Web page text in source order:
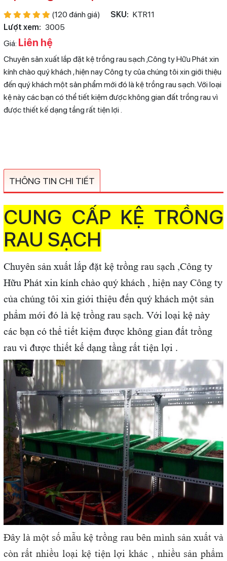
(120 đánh giá) SKU: KTR11
Lượt xem: 3005
Giá: Liên hệ
Chuyên sản xuất lắp đặt kệ trồng rau sạch ,Công ty Hữu Phát xin
kính chào quý khách , hiện nay Công ty của chúng tôi xin giới thiệu
đến quý khách một sản phẩm mới đó là kệ trồng rau sạch. Với loại
kệ này các bạn có thể tiết kiệm được không gian đất trồng rau vì
được thiết kế dạng tầng rất tiện lợi .
THÔNG TIN CHI TIẾT
CUNG CẤP KỆ TRỒNG
RAU SẠCH
Chuyên sản xuất lắp đặt kệ trồng rau sạch ,Công ty
Hữu Phát xin kính chào quý khách , hiện nay Công ty
của chúng tôi xin giới thiệu đến quý khách một sản
phẩm mới đó là kệ trồng rau sạch. Với loại kệ này
các bạn có thể tiết kiệm được không gian đất trồng
rau vì được thiết kế dạng tầng rất tiện lợi .
Đây là một số mẫu kệ trồng rau bên mình sản xuất và
còn rất nhiều loại kệ tiện lợi khác , nhiều sản phẩm